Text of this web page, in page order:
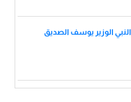
النبي الوزير يوسف الصديق